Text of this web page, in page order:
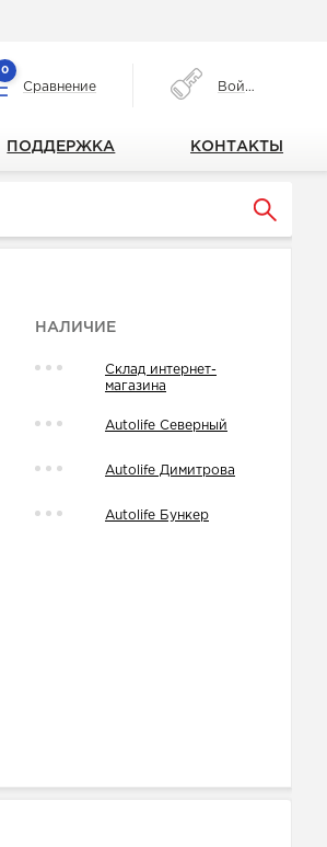
0
Сравнение Войти
ПОДДЕРЖКА КОНТАКТЫ
НАЛИЧИЕ
Склад интернет-
магазина
Autolife Северный
Autolife Димитрова
Autolife Бункер